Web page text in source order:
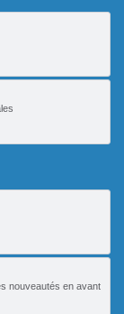
nouveautés en avant